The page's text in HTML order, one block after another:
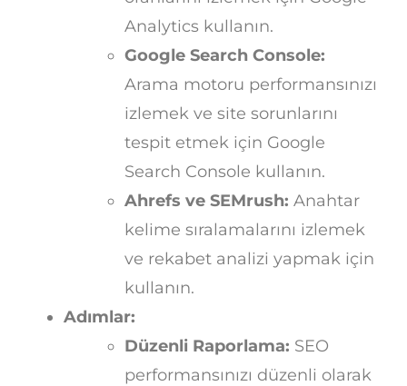
Analytics kullanın.
Google Search Console:
Arama motoru performansınızı
izlemek ve site sorunlarını
tespit etmek için Google
Search Console kullanın.
Ahrefs ve SEMrush: Anahtar
kelime sıralamalarını izlemek
ve rekabet analizi yapmak için
kullanın.
Adımlar:
Düzenli Raporlama: SEO
performansınızı düzenli olarak